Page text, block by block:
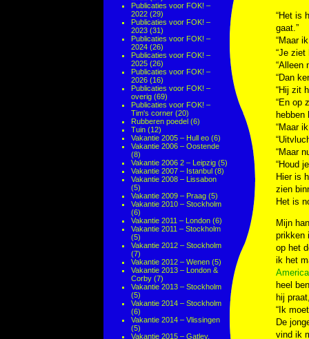
Publicaties voor FOK! –
2022 (29)
Publicaties voor FOK! –
2023 (31)
Publicaties voor FOK! –
2024 (26)
Publicaties voor FOK! –
2025 (26)
Publicaties voor FOK! –
2026 (16)
Publicaties voor FOK! –
overig (69)
Publicaties voor FOK! –
Tim's corner (20)
Rubberen poedel (6)
Tuin (12)
Vakantie 2005 – Hull eo (6)
Vakantie 2006 – Oostende
(8)
Vakantie 2006 2 – Leipzig (5)
Vakantie 2007 – Istanbul (8)
Vakantie 2008 – Lissabon
(5)
Vakantie 2009 – Praag (5)
Vakantie 2010 – Stockholm
(6)
Vakantie 2011 – London (6)
Vakantie 2011 – Stockholm
(5)
Vakantie 2012 – Stockholm
(7)
Vakantie 2012 – Wenen (5)
Vakantie 2013 – London &
Corby (7)
Vakantie 2013 – Stockholm
(5)
Vakantie 2014 – Stockholm
(6)
Vakantie 2014 – Vlissingen
(5)
Vakantie 2015 – Gatley,
“Het is
gaat.”
“Maar
“Je ziet
“Alleen
“Dan
“Hij zit
“En op
hebben
“Maar
“Maar
“Houd
Hier is
zien
Het is
Mijn
prikken
op het
ik het
America
heel
hij
“Ik
De
vind ik